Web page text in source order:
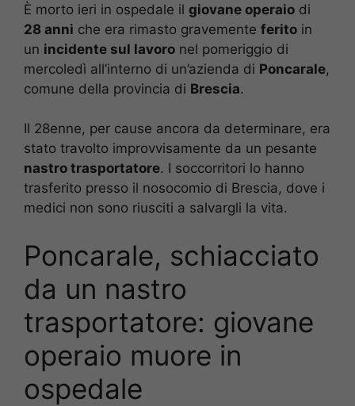
È morto ieri in ospedale il giovane operaio di
28 anni che era rimasto gravemente ferito in
un incidente sul lavoro nel pomeriggio di
mercoledì all’interno di un’azienda di Poncarale,
comune della provincia di Brescia.
Il 28enne, per cause ancora da determinare, era
stato travolto improvvisamente da un pesante
nastro trasportatore. I soccorritori lo hanno
trasferito presso il nosocomio di Brescia, dove i
medici non sono riusciti a salvargli la vita.
Poncarale, schiacciato
da un nastro
trasportatore: giovane
operaio muore in
ospedale